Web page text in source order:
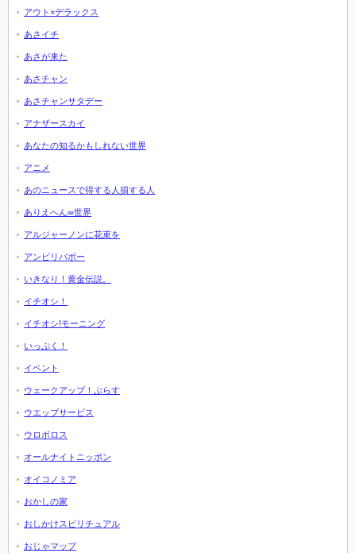
アウト×デラックス
あさイチ
あさが来た
あさチャン
あさチャンサタデー
アナザースカイ
あなたの知るかもしれない世界
アニメ
あのニュースで得する人損する人
ありえへん∞世界
アルジャーノンに花束を
アンビリバボー
いきなり！黄金伝説。
イチオシ！
イチオシ!モーニング
いっぷく！
イベント
ウェークアップ！ぷらす
ウエッブサービス
ウロボロス
オールナイトニッポン
オイコノミア
おかしの家
おしかけスピリチュアル
おじゃマップ